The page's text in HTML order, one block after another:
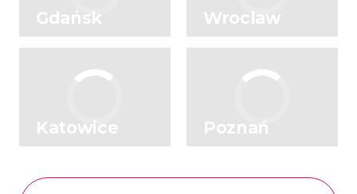
Gdańsk Wroclaw
Katowice Poznań